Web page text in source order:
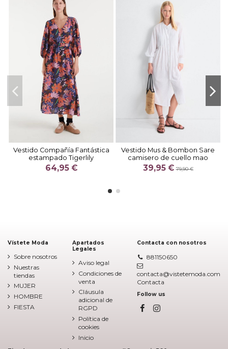
Vestido Compañía Fantástica
estampado Tigerlily
64,95 €
Vestido Mus & Bombon Sare
camisero de cuello mao
39,95 €79,90 €
Vístete Moda
Sobre nosotros
Nuestras
tiendas
MUJER
HOMBRE
FIESTA
Apartados
Legales
Aviso legal
Condiciones de
venta
Cláusula
adicional de
RGPD
Política de
cookies
Inicio
Contacta con nosotros
881150650
contacta@vistetemoda.com
Contacta
Follow us